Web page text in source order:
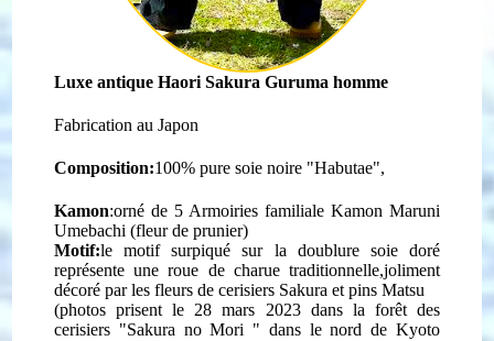
Luxe antique Haori Sakura Guruma homme
Fabrication au Japon
Composition:100% pure soie noire "Habutae",
Kamon:orné de 5 Armoiries familiale Kamon Maruni
Umebachi (fleur de prunier)
Motif:le motif surpiqué sur la doublure soie doré
représente une roue de charue traditionnelle,joliment
décoré par les fleurs de cerisiers Sakura et pins Matsu
(photos prisent le 28 mars 2023 dans la forêt des
cerisiers "Sakura no Mori " dans le nord de Kyoto